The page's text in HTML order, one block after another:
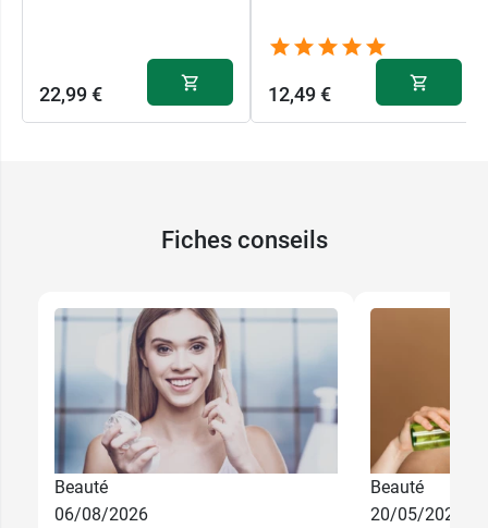
22,99 € 12,49 €
Fiches conseils
Beauté
06/08/2026
Beauté
20/05/2026